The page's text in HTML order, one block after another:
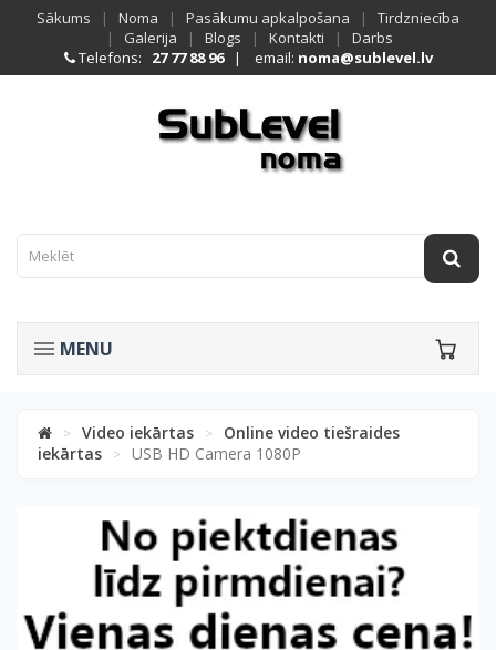
Sākums | Noma | Pasākumu apkalpošana |
Tirdzniecība
|
Galerija | Blogs | Kontakti |
Darbs
Telefons:
27 77 88 96| email: noma@sublevel.lv
MENU
> Video iekārtas >
Online video tiešraides
iekārtas
> USB HD Camera 1080P